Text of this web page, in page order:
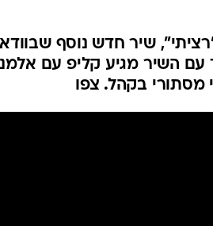
שיר חדש נוסף
השיר מגיע קליפ עם
מסתורי בקהל. צפו